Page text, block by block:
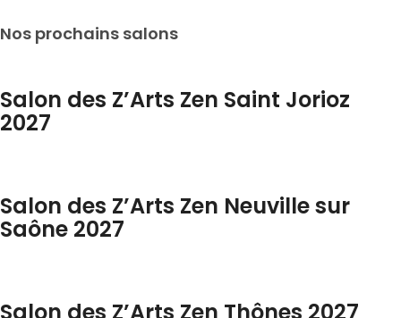
Nos prochains salons
Salon des Z’Arts Zen Saint Jorioz
2027
Salon des Z’Arts Zen Neuville sur
Saône 2027